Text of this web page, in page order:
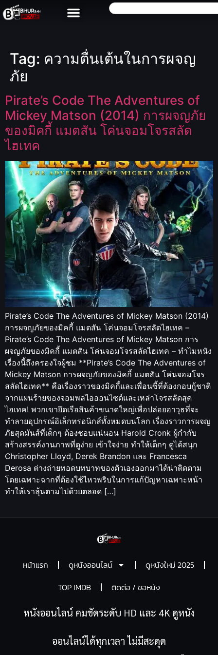
Tag: ความตื่นเต้นในการผจญ
ภัย
Pirate’s Code The Adventures of
Mickey Matson (2014) การผจญภัย
ของมิคกี้ แมตสัน โค่นจอมโจรสลัด
ไฮเทค
Pirate’s Code The Adventures of Mickey Matson (2014)
การผจญภัยของมิคกี้ แมตสัน โค่นจอมโจรสลัดไฮเทค –
Pirate’s Code The Adventures of Mickey Matson การ
ผจญภัยของมิคกี้ แมตสัน โค่นจอมโจรสลัดไฮเทค – ทำไมหนัง
เรื่องนี้ถึงครองใจผู้ชม **Pirate’s Code The Adventures of
Mickey Matson การผจญภัยของมิคกี้ แมตสัน โค่นจอมโจร
สลัดไฮเทค** คือเรื่องราวของมิคกี้และเพื่อนซี้ที่ต้องกอบกู้ชาติ
จากแผนร้ายของจอมพลไอออนไซด์และเหล่าโจรสลัดสุด
ไฮเทค! พวกเขายึดเรือสินค้าขนาดใหญ่เพื่อปล่อยอาวุธที่จะ
ทำลายอุปกรณ์อิเล็กทรอนิกส์ทั้งหมดบนโลก เรื่องราวการผจญ
ภัยสุดมันส์ที่เด็กๆ ต้องชอบแน่นอน Harold Cronk ผู้กำกับ
สร้างสรรค์งานภาพที่ดูง่าย เข้าใจง่าย ทำให้เด็กๆ ดูได้สนุก
Christopher Lloyd, Derek Brandon และ Francesca
Derosa ต่างถ่ายทอดบทบาทของตัวเองออกมาได้น่าติดตาม
โดยเฉพาะฉากที่ต้องใช้ไหวพริบในการแก้ปัญหาเฉพาะหน้า
ทำให้เราลุ้นตามไปด้วยตลอด […]
หน้าแรก ดูหนังออนไลน์
ดูหนังใหม่ 2025
TOP IMDB
ติดต่อ / ขอหนัง
หนังออนไลน์ คมชัดระดับ HD และ 4K ดูหนัง
ออนไลน์ได้ทุกเวลา ไม่มีสะดุด